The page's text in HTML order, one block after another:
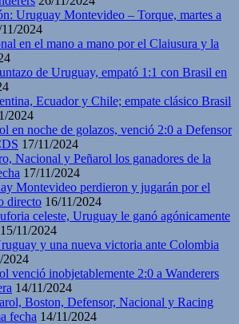
Uruguay Montevideo – Torque, martes a
2024
en el mano a mano por el Claiusura y la
de Uruguay, empató 1:1 con Brasil en
Ecuador y Chile; empate clásico Brasil
2024
en noche de golazos, venció 2:0 a Defensor
17/11/2024
Nacional y Peñarol los ganadores de la
17/11/2024
Montevideo perdieron y jugarán por el
directo 16/11/2024
celeste, Uruguay le ganó agónicamente
15/11/2024
y una nueva victoria ante Colombia
2024
venció inobjetablemente 2:0 a Wanderers
14/11/2024
Boston, Defensor, Nacional y Racing
fecha 14/11/2024